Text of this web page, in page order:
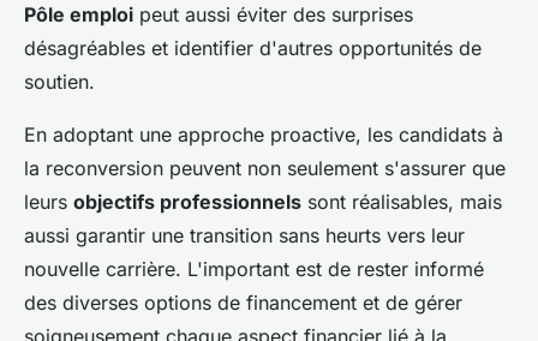
Pôle emploi peut aussi éviter des surprises
désagréables et identifier d'autres opportunités de
soutien.
En adoptant une approche proactive, les candidats à
la reconversion peuvent non seulement s'assurer que
leurs objectifs professionnels sont réalisables, mais
aussi garantir une transition sans heurts vers leur
nouvelle carrière. L'important est de rester informé
des diverses options de financement et de gérer
soigneusement chaque aspect financier lié à la